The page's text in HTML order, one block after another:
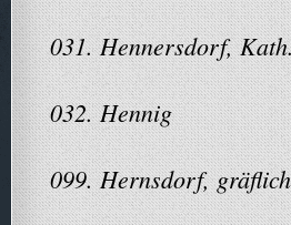
031. Hennersdorf,
032. Hennig
099. Hernsdorf,